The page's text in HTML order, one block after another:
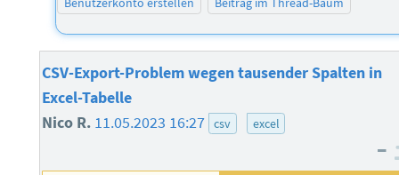
CSV-Export-Problem wegen tausender Spalten in
Excel-Tabelle
Nico R. 11.05.2023 16:27 csv excel
–